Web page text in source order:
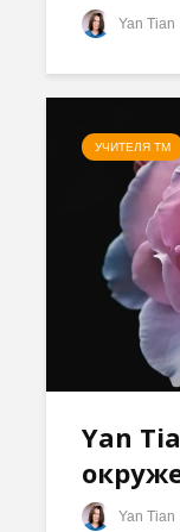
Yan Tian
УЧИТЕЛЯ ТМ
Yan
Yan Tian